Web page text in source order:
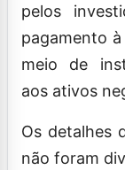
pelos
pagamento
meio de
aos ativos
Os detalhes
não foram